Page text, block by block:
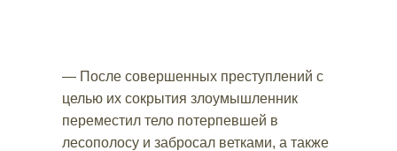
— После совершенных преступлений с
целью их сокрытия злоумышленник
переместил тело потерпевшей в
лесополосу и забросал ветками, а также